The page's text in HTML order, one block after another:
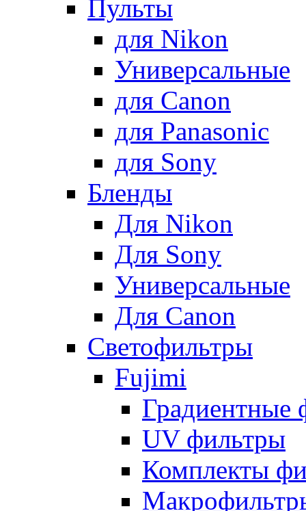
Пульты
для Nikon
Универсальные
для Canon
для Panasonic
для Sony
Бленды
Для Nikon
Для Sony
Универсальные
Для Canon
Светофильтры
Fujimi
Градиентные
UV фильтры
Комплекты